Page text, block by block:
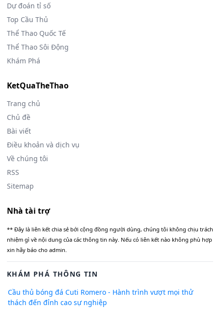
Dự đoán tỉ số
Top Cầu Thủ
Thể Thao Quốc Tế
Thể Thao Sôi Động
Khám Phá
KetQuaTheThao
Trang chủ
Chủ đề
Bài viết
Điều khoản và dịch vụ
Về chúng tôi
RSS
Sitemap
Nhà tài trợ
** Đây là liên kết chia sẻ bới cộng đồng người dùng, chúng tôi không chịu trách
nhiệm gì về nội dung của các thông tin này. Nếu có liên kết nào không phù hợp
xin hãy báo cho admin.
KHÁM PHÁ THÔNG TIN
Cầu thủ bóng đá Cuti Romero - Hành trình vượt mọi thử
thách đến đỉnh cao sự nghiệp